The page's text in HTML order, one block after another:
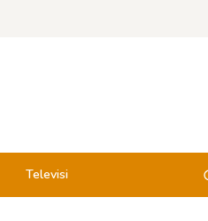
Televisi